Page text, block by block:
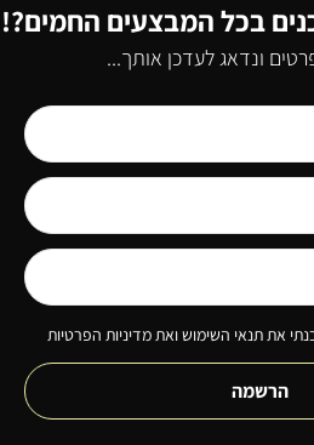
בכל המבצעים החמים?!
ונדאג לעדכן אותך...
את תנאי השימוש ואת מדיניות הפרטיות
הרשמה